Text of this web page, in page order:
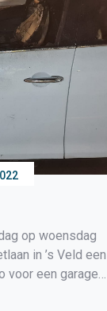
op woensdag
in ’s Veld een
voor een garage
ter